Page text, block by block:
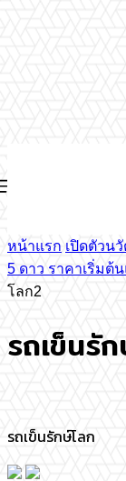
หน้าแรก เปิดตัวน
5 ดาว ราคาเริ่มต้
โลก2
รถเข็นรั
รถเข็นรักษ์โลก